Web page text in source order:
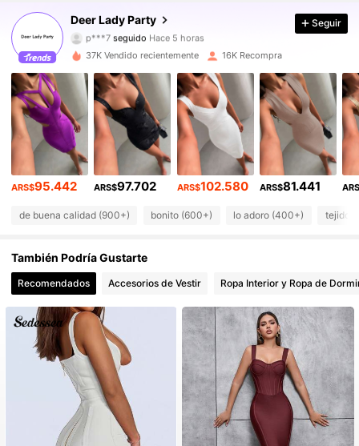
Deer Lady Party
p***7seguidoHace 5 horas
4,86
53K Seguidores
4,86 53K Seguidores
4,86 53K Seguidores
4,86 53K Seguidores
4,86 53K Seguidores
53K Seguidores
4,86 53K Seguidores
Seguir
37K Vendido recientemente 16K Recompra
ARS$95.442 ARS$97.702 ARS$102.580 ARS$81.441
de buena calidad (900+) bonito (600+) lo adoro (400+) tejido
También Podría Gustarte
Recomendados Accesorios de Vestir Ropa Interior y Ropa de